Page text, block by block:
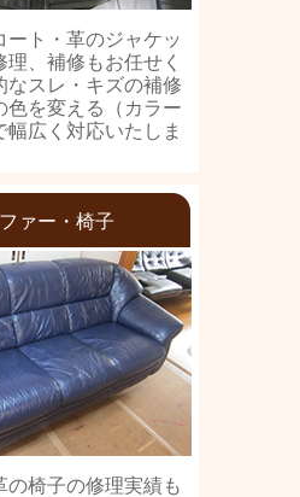
ート・革のジャケッ
理、補修もお任せく
なスレ・キズの補修
色を変える（カラー
幅広く対応いたしま
ァー・椅子
の椅子の修理実績も